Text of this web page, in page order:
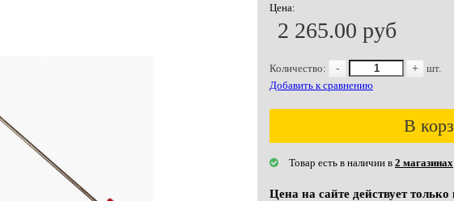
Цена:
2 265.00 руб
Количество: - +
шт.
Добавить к сравнению
В
Товар есть в наличии в 2 магазинах
Цена на сайте действует